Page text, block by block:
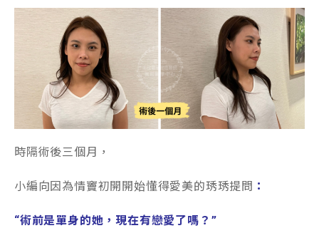
時隔術後三個月，
小編向因為情竇初開開始懂得愛美的琇琇提 問 ：
“術前是單身的她，現在有戀愛了嗎？”